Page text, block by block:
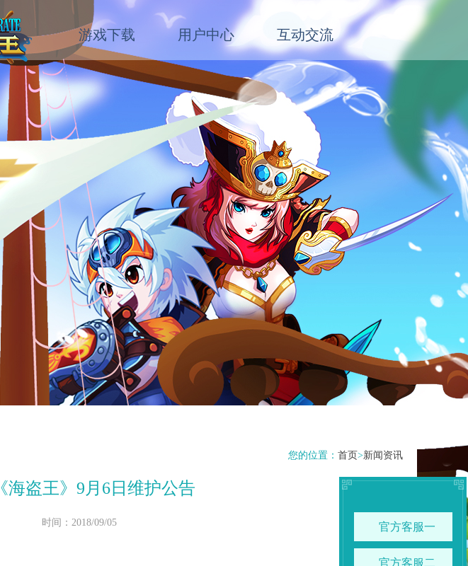
游戏下载 用户中心 互动交流
您的位置： 首页>新闻资讯
《海盗王》9月6日维护公告
时间：2018/09/05 官方客服一
官方客服二